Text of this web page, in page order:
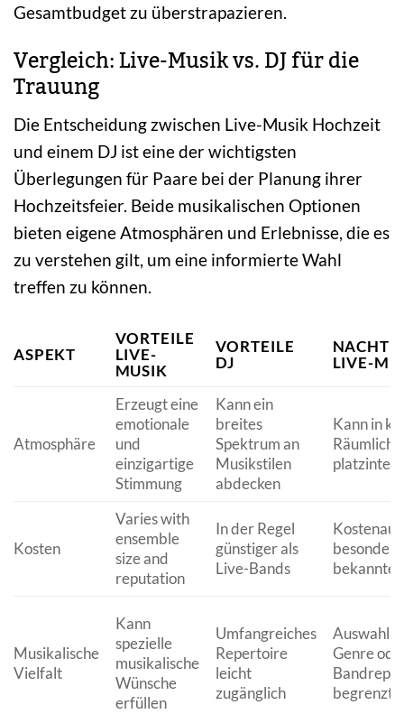
Gesamtbudget zu überstrapazieren.
Vergleich: Live-Musik vs. DJ für die
Trauung
Die Entscheidung zwischen Live-Musik Hochzeit
und einem DJ ist eine der wichtigsten
Überlegungen für Paare bei der Planung ihrer
Hochzeitsfeier. Beide musikalischen Optionen
bieten eigene Atmosphären und Erlebnisse, die es
zu verstehen gilt, um eine informierte Wahl
treffen zu können.
ASPEKT
VORTEILE
LIVE-
MUSIK
VORTEILE
DJ
LIVE-
Atmosphäre
Erzeugt eine
emotionale
und
einzigartige
Stimmung
Kann ein
breites
Spektrum an
Musikstilen
abdecken
Kann in
Kosten
Varies with
ensemble
size and
reputation
In der Regel
günstiger als
Live-Bands
Musikalische
Vielfalt
Kann
spezielle
musikalische
Wünsche
erfüllen
Umfangreiches
Repertoire
leicht
zugänglich
Auswahl
Genre
begrenzt